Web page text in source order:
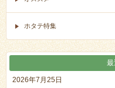
ホタテ特集
2026年7月25日